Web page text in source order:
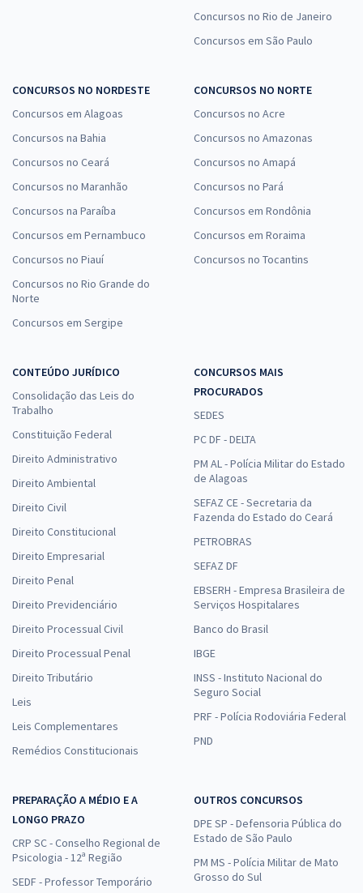
Concursos no Rio de Janeiro
Concursos em São Paulo
CONCURSOS NO NORDESTE
Concursos em Alagoas
Concursos na Bahia
Concursos no Ceará
Concursos no Maranhão
Concursos na Paraíba
Concursos em Pernambuco
Concursos no Piauí
Concursos no Rio Grande do
Norte
Concursos em Sergipe
CONCURSOS NO NORTE
Concursos no Acre
Concursos no Amazonas
Concursos no Amapá
Concursos no Pará
Concursos em Rondônia
Concursos em Roraima
Concursos no Tocantins
CONTEÚDO JURÍDICO
Consolidação das Leis do
Trabalho
Constituição Federal
Direito Administrativo
Direito Ambiental
Direito Civil
Direito Constitucional
Direito Empresarial
Direito Penal
Direito Previdenciário
Direito Processual Civil
Direito Processual Penal
Direito Tributário
Leis
Leis Complementares
Remédios Constitucionais
CONCURSOS MAIS
PROCURADOS
SEDES
PC DF - DELTA
PM AL - Polícia Militar do Estado
de Alagoas
SEFAZ CE - Secretaria da
Fazenda do Estado do Ceará
PETROBRAS
SEFAZ DF
EBSERH - Empresa Brasileira de
Serviços Hospitalares
Banco do Brasil
IBGE
INSS - Instituto Nacional do
Seguro Social
PRF - Polícia Rodoviária Federal
PND
PREPARAÇÃO A MÉDIO E A
LONGO PRAZO
CRP SC - Conselho Regional de
Psicologia - 12ª Região
SEDF - Professor Temporário
OUTROS CONCURSOS
DPE SP - Defensoria Pública do
Estado de São Paulo
PM MS - Polícia Militar de Mato
Grosso do Sul